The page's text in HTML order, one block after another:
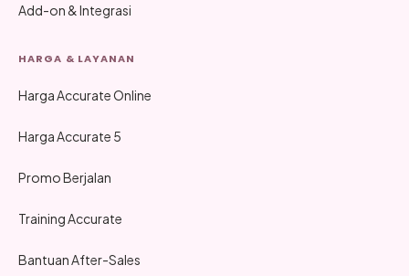
Add-on & Integrasi
HARGA & LAYANAN
Harga Accurate Online
Harga Accurate 5
Promo Berjalan
Training Accurate
Bantuan After-Sales